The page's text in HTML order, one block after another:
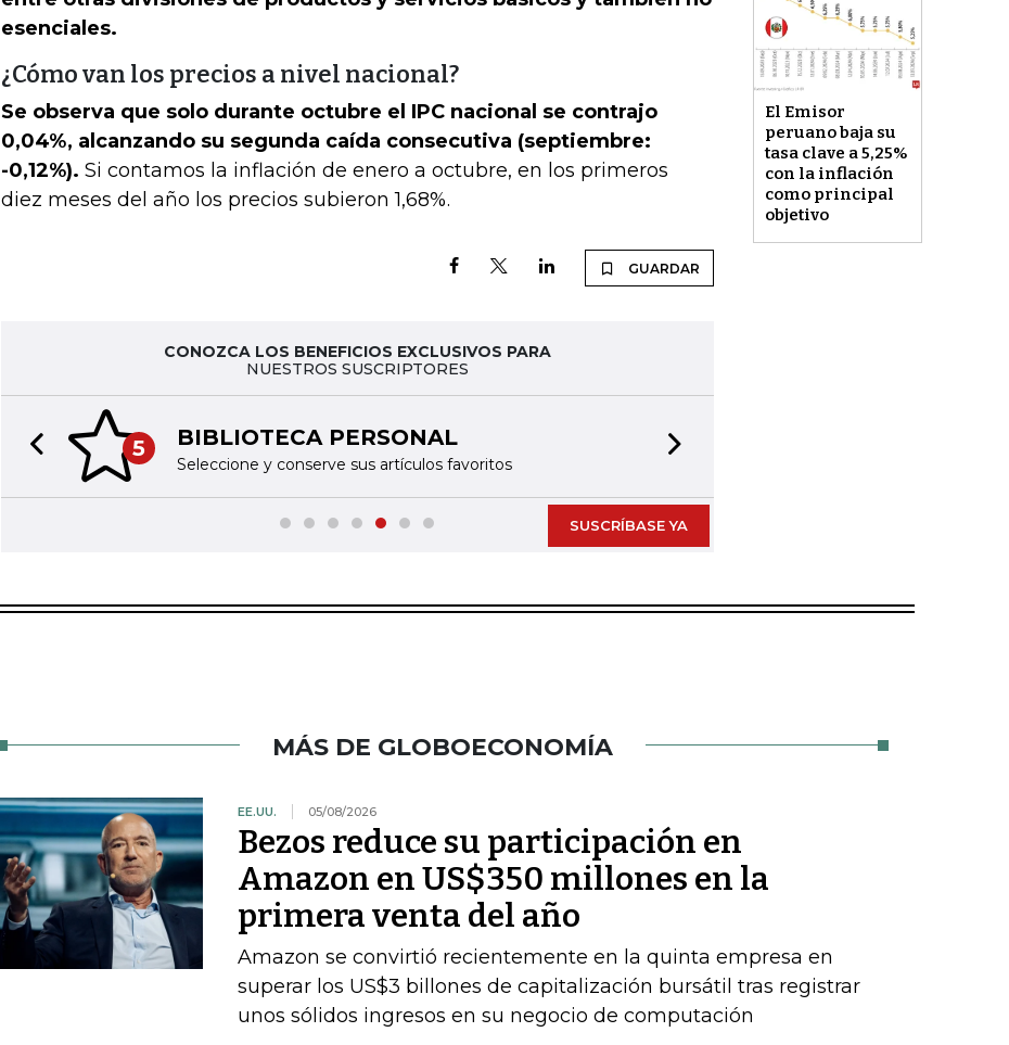
El Emisor
peruano baja su
tasa clave a 5,25%
con la inflación
como principal
objetivo
esenciales.
¿Cómo van los precios a nivel nacional?
Se observa que solo durante octubre el IPC nacional se contrajo
0,04%, alcanzando su segunda caída consecutiva (septiembre:
-0,12%). Si contamos la inflación de enero a octubre, en los primeros
diez meses del año los precios subieron 1,68%.
GUARDAR
CONOZCA LOS BENEFICIOS EXCLUSIVOS PARA
NUESTROS SUSCRIPTORES
5 BIBLIOTECA PERSONAL
Seleccione y conserve sus artículos favoritos
Previous slide
SUSCRÍBASE YA
MÁS DE GLOBOECONOMÍA
EE.UU. 05/08/2026
Bezos reduce su participación en
Amazon en US$350 millones en la
primera venta del año
Amazon se convirtió recientemente en la quinta empresa en
superar los US$3 billones de capitalización bursátil tras registrar
unos sólidos ingresos en su negocio de computación